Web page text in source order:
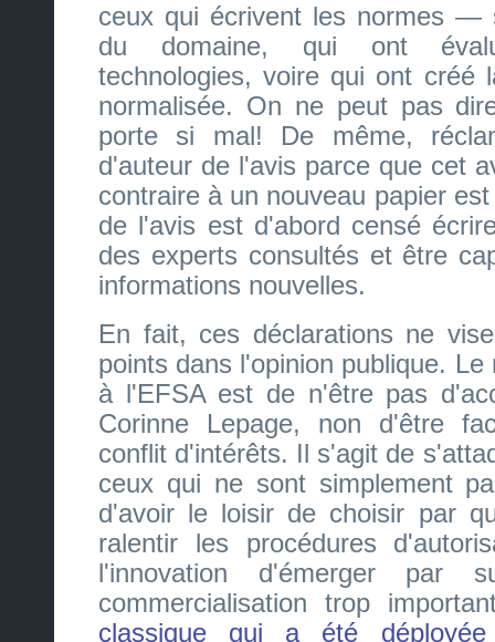
ceux qui écrivent les normes —
du domaine, qui ont
technologies, voire qui ont créé
normalisée. On ne peut pas
porte si mal! De même,
d'auteur de l'avis parce que cet
contraire à un nouveau papier
de l'avis est d'abord censé
des experts consultés et être
informations nouvelles.
En fait, ces déclarations ne
points dans l'opinion publique.
à l'EFSA est de n'être pas
Corinne Lepage, non d'être
conflit d'intérêts. Il s'agit de
ceux qui ne sont simplement
d'avoir le loisir de choisir par
ralentir les procédures
l'innovation d'émerger par
commercialisation trop
classique qui a été